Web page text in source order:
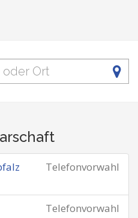
Telefonvorwahl
Telefonvorwahl